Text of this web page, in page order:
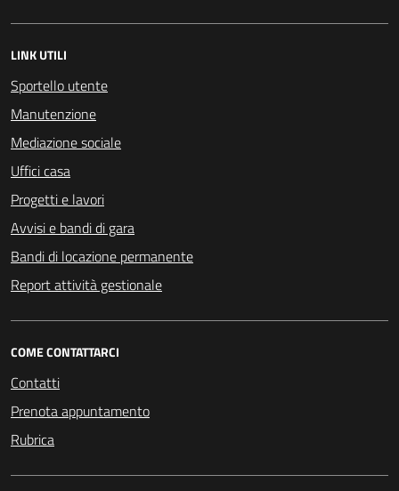
LINK UTILI
Sportello utente
Manutenzione
Mediazione sociale
Uffici casa
Progetti e lavori
Avvisi e bandi di gara
Bandi di locazione permanente
Report attività gestionale
COME CONTATTARCI
Contatti
Prenota appuntamento
Rubrica